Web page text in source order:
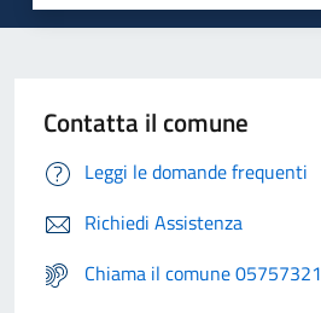
Contatta il comune
Leggi le domande frequenti
Richiedi Assistenza
Chiama il comune 05757321